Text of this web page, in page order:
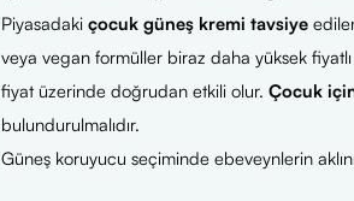
Piyasadaki çocuk güneş kremi tavsiye
veya vegan formüller biraz daha yüksek
fiyat üzerinde doğrudan etkili olur. Çocuk
bulundurulmalıdır.
Güneş koruyucu seçiminde ebeveynlerin